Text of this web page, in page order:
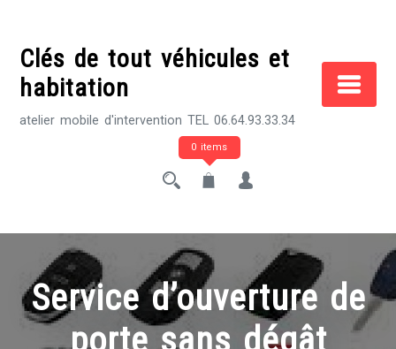
contentClés de tout véhicules et
habitation
atelier mobile d'intervention TEL 06.64.93.33.34
0 items
Service d’ouverture de
porte sans dégât